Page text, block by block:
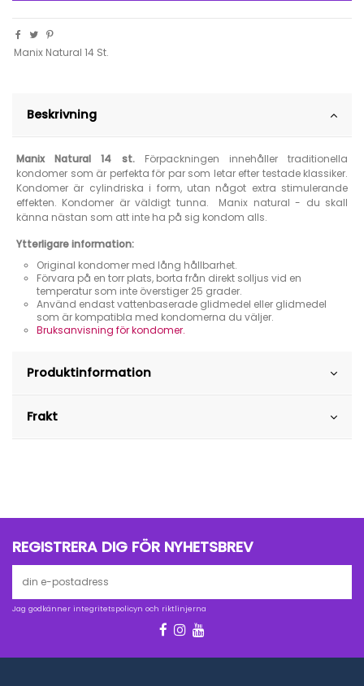
Manix Natural 14 St.
Beskrivning
Manix Natural 14 st.Förpackningen innehåller traditionella
kondomer som är perfekta för par som letar efter testade klassiker.
Kondomer är cylindriska i form, utan något extra stimulerande
effekten. Kondomer är väldigt tunna. Manix natural - du skall
känna nästan som att inte ha på sig kondom alls.
Ytterligare information:
Original kondomer med lång hållbarhet.
Förvara på en torr plats, borta från direkt solljus vid en
temperatur som inte överstiger 25 grader.
Använd endast vattenbaserade glidmedel eller glidmedel
som är kompatibla med kondomerna du väljer.
Bruksanvisning för kondomer.
Produktinformation
Frakt
REGISTRERA DIG FÖR NYHETSBREV
Jag godkänner integritetspolicyn och riktlinjerna